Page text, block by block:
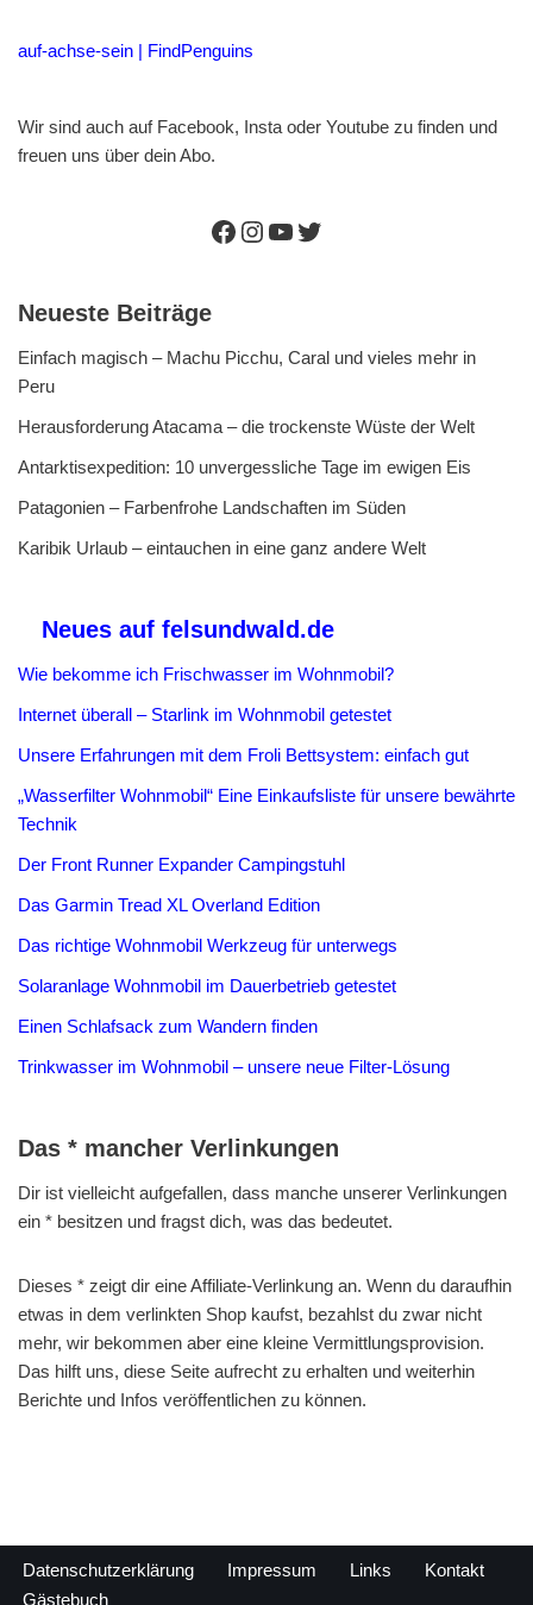
auf-achse-sein | FindPenguins
Wir sind auch auf Facebook, Insta oder Youtube zu finden und
freuen uns über dein Abo.
Neueste Beiträge
Einfach magisch – Machu Picchu, Caral und vieles mehr in
Peru
Herausforderung Atacama – die trockenste Wüste der Welt
Antarktisexpedition: 10 unvergessliche Tage im ewigen Eis
Patagonien – Farbenfrohe Landschaften im Süden
Karibik Urlaub – eintauchen in eine ganz andere Welt
Neues auf felsundwald.de
Wie bekomme ich Frischwasser im Wohnmobil?
Internet überall – Starlink im Wohnmobil getestet
Unsere Erfahrungen mit dem Froli Bettsystem: einfach gut
„Wasserfilter Wohnmobil“ Eine Einkaufsliste für unsere bewährte
Technik
Der Front Runner Expander Campingstuhl
Das Garmin Tread XL Overland Edition
Das richtige Wohnmobil Werkzeug für unterwegs
Solaranlage Wohnmobil im Dauerbetrieb getestet
Einen Schlafsack zum Wandern finden
Trinkwasser im Wohnmobil – unsere neue Filter-Lösung
Das * mancher Verlinkungen
Dir ist vielleicht aufgefallen, dass manche unserer Verlinkungen
ein * besitzen und fragst dich, was das bedeutet.
Dieses * zeigt dir eine Affiliate-Verlinkung an. Wenn du daraufhin
etwas in dem verlinkten Shop kaufst, bezahlst du zwar nicht
mehr, wir bekommen aber eine kleine Vermittlungsprovision.
Das hilft uns, diese Seite aufrecht zu erhalten und weiterhin
Berichte und Infos veröffentlichen zu können.
Datenschutzerklärung Impressum Links
Kontakt
Gästebuch